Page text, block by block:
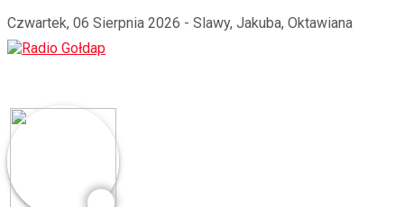
Czwartek, 06 Sierpnia 2026 - Slawy, Jakuba, Oktawiana